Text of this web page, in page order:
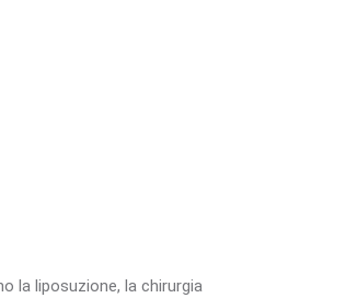
la liposuzione, la chirurgia